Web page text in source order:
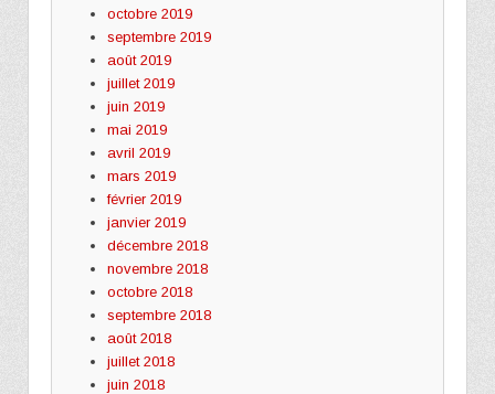
octobre 2019
septembre 2019
août 2019
juillet 2019
juin 2019
mai 2019
avril 2019
mars 2019
février 2019
janvier 2019
décembre 2018
novembre 2018
octobre 2018
septembre 2018
août 2018
juillet 2018
juin 2018